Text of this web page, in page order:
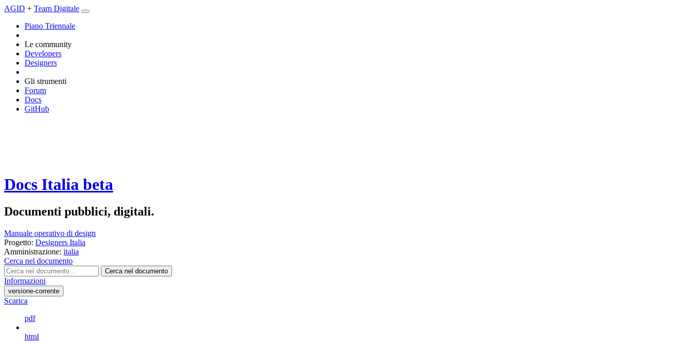
AGID + Team Digitale
Piano Triennale
Le community
Developers
Designers
Gli strumenti
Forum
Docs
GitHub
Docs Italia beta
Documenti pubblici, digitali.
Manuale operativo di design
Progetto: Designers Italia
Amministrazione: italia
Cerca nel documento
Cerca nel documento
Informazioni
versione-corrente
Scarica
pdf
html